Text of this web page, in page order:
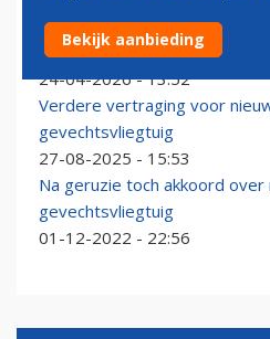
Berlijn en Parijs nemen meer
straaljagerruzie
24-04-2026 - 13:52
Verdere vertraging voor
gevechtsvliegtuig
27-08-2025 - 15:53
Na geruzie toch akkoord over
gevechtsvliegtuig
01-12-2022 - 22:56
Bekijk aanbieding